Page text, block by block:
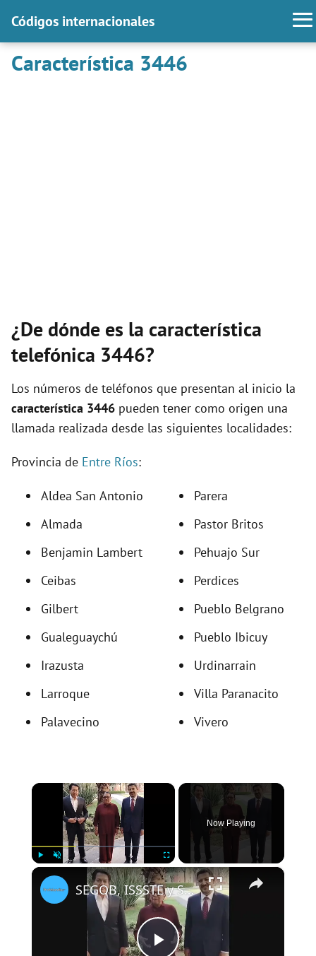
Códigos internacionales
Característica 3446
¿De dónde es la característica
telefónica 3446?
Los números de teléfonos que presentan al inicio la
característica 3446 pueden tener como origen una
llamada realizada desde las siguientes localidades:
Provincia de Entre Ríos:
Aldea San Antonio
Almada
Benjamin Lambert
Ceibas
Gilbert
Gualeguaychú
Irazusta
Larroque
Palavecino
Parera
Pastor Britos
Pehuajo Sur
Perdices
Pueblo Belgrano
Pueblo Ibicuy
Urdinarrain
Villa Paranacito
Vivero
×
Fullscreen
Now Playing
×
SEGOB, ISSSTE y SEP lanzan mensaje para tranquilizar al magisteriosterio